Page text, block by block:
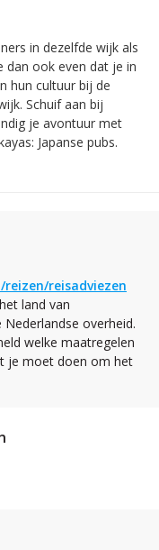
in dezelfde wijk als
dan ook even dat je in
hun cultuur bij de
Schuif aan bij
je avontuur met
Japanse pubs.
reisadviezen
land van
overheid.
welke maatregelen
je moet doen om het